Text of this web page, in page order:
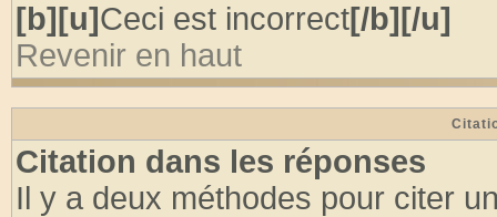
[b][u]Ceci est incorrect[/b][/u]
Revenir en haut
Citation dans les réponses
Il y a deux méthodes pour citer